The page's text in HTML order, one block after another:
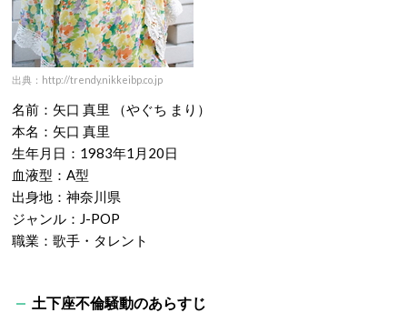
出典：http://trendy.nikkeibp.co.jp
名前：矢口 真里 （やぐち まり）
本名：矢口 真里
生年月日：1983年1月20日
血液型：A型
出身地：神奈川県
ジャンル：J-POP
職業：歌手・タレント
土下座不倫騒動のあらすじ